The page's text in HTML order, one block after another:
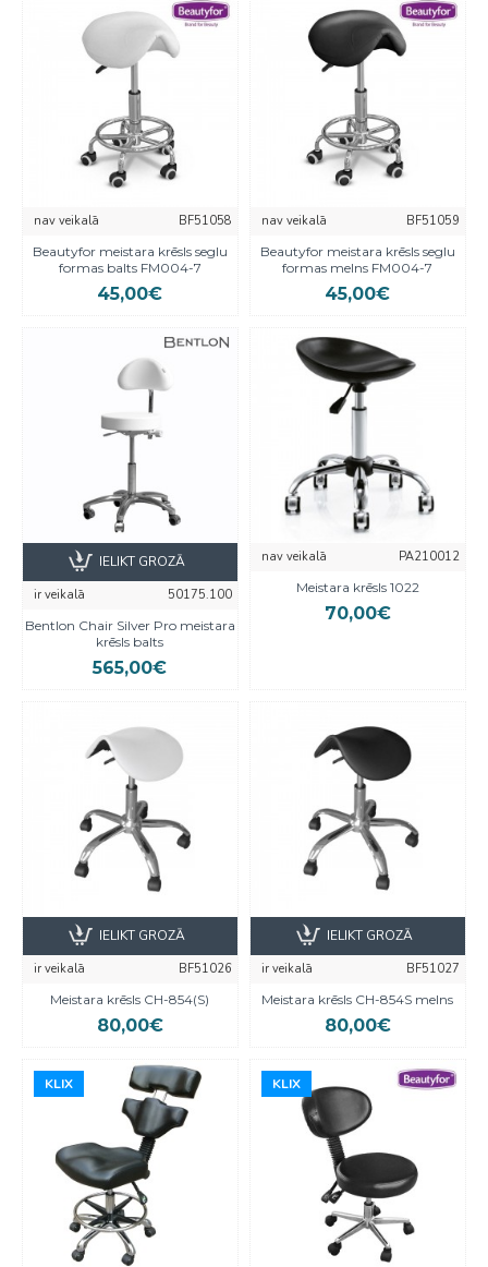
nav veikalā
BF51058
Beautyfor meistara krēsls seglu
formas balts FM004-7
45,00€
nav veikalā
BF51059
Beautyfor meistara krēsls seglu
formas melns FM004-7
45,00€
ir veikalā
50175.100
Bentlon Chair Silver Pro meistara
krēsls balts
565,00€
IELIKT GROZĀ nav veikalā
PA210012
Meistara krēsls 1022
70,00€
ir veikalā
BF51026
Meistara krēsls CH-854(S)
80,00€
IELIKT GROZĀ
ir veikalā
BF51027
Meistara krēsls CH-854S melns
80,00€
IELIKT GROZĀ
KLIX
KLIX KLIX
KLIX